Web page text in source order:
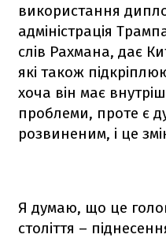
використання
адміністрація
слів Рахмана, дає
які також
хоча він має
проблеми, проте є
розвиненим, і це
Я думаю, що це
століття –